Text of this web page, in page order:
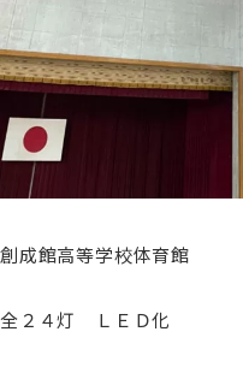
創成館高等学校体育館
全２４灯 ＬＥＤ化